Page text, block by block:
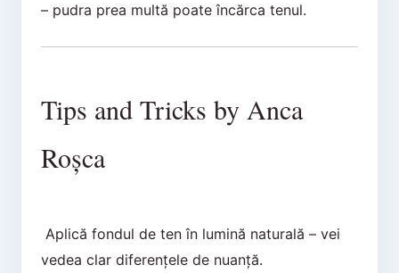
– pudra prea multă poate încărca tenul.
Tips and Tricks by Anca
Roșca
Aplică fondul de ten în lumină naturală – vei
vedea clar diferențele de nuanță.